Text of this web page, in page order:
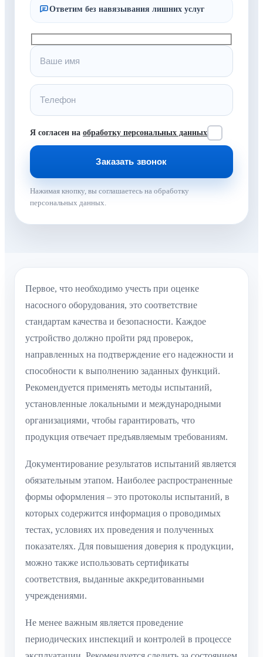
Ответим без навязывания лишних услуг
Я согласен на обработку персональных данных
Нажимая кнопку, вы соглашаетесь на обработку
персональных данных.
Первое, что необходимо учесть при оценке
насосного оборудования, это соответствие
стандартам качества и безопасности. Каждое
устройство должно пройти ряд проверок,
направленных на подтверждение его надежности и
способности к выполнению заданных функций.
Рекомендуется применять методы испытаний,
установленные локальными и международными
организациями, чтобы гарантировать, что
продукция отвечает предъявляемым требованиям.
Документирование результатов испытаний является
обязательным этапом. Наиболее распространенные
формы оформления – это протоколы испытаний, в
которых содержится информация о проводимых
тестах, условиях их проведения и полученных
показателях. Для повышения доверия к продукции,
можно также использовать сертификаты
соответствия, выданные аккредитованными
учреждениями.
Не менее важным является проведение
периодических инспекций и контролей в процессе